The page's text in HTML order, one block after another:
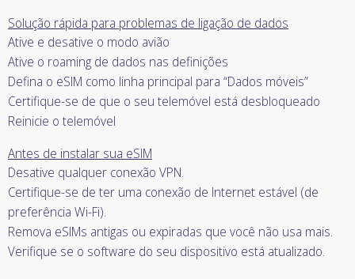
Solução rápida para problemas de ligação de dados
Ative e desative o modo avião
Ative o roaming de dados nas definições
Defina o eSIM como linha principal para “Dados móveis”
Certifique-se de que o seu telemóvel está desbloqueado
Reinicie o telemóvel
Antes de instalar sua eSIM
Desative qualquer conexão VPN.
Certifique-se de ter uma conexão de Internet estável (de
preferência Wi-Fi).
Remova eSIMs antigas ou expiradas que você não usa mais.
Verifique se o software do seu dispositivo está atualizado.